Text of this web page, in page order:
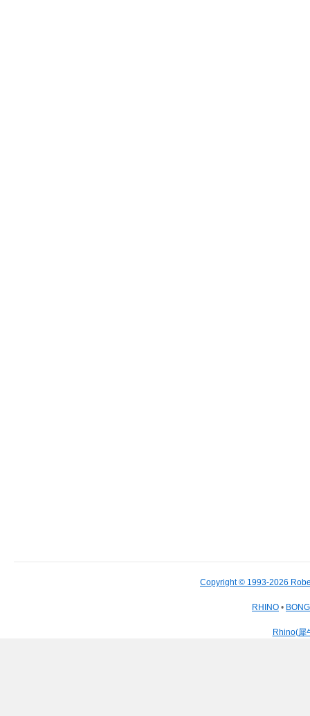
Copyright © 1993-2026
RHINO •
Rhino(犀